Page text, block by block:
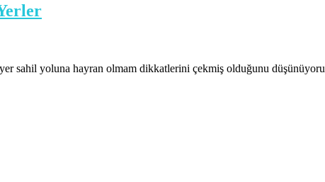
sahil yoluna hayran olmam dikkatlerini çekmiş olduğunu